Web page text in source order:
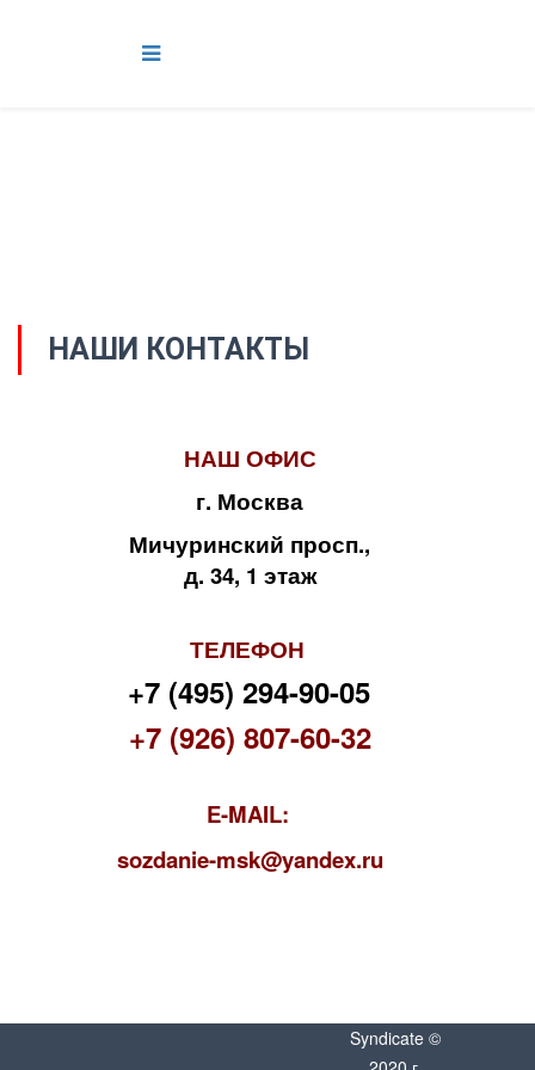
НАШИ КОНТАКТЫ
НАШ ОФИС
г. Москва
Мичуринский просп.,
д. 34, 1 этаж
ТЕЛЕФОН
+7 (495) 294-90-05
+7 (926) 807-60-32
E-MAIL:
sozdanie-msk@yandex.ru
Syndicate ©